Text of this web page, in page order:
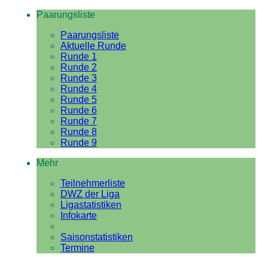
Paarungsliste
Paarungsliste
Aktuelle Runde
Runde 1
Runde 2
Runde 3
Runde 4
Runde 5
Runde 6
Runde 7
Runde 8
Runde 9
Mehr
Teilnehmerliste
DWZ der Liga
Ligastatistiken
Infokarte
Saisonstatistiken
Termine